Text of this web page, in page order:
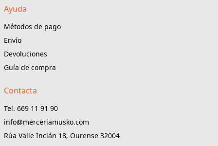
Ayuda
Métodos de pago
Envío
Devoluciones
Guía de compra
Contacta
Tel. 669 11 91 90
info@merceriamusko.com
Rúa Valle Inclán 18, Ourense 32004